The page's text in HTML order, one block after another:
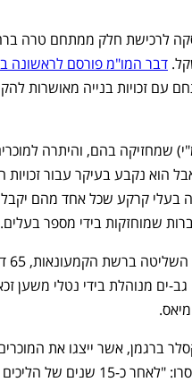
שמוחזקות בידי מספר בעלים.